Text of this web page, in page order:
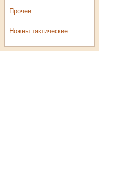
Прочее
Ножны тактические